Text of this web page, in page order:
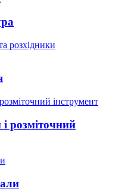
розхідники
розміточний